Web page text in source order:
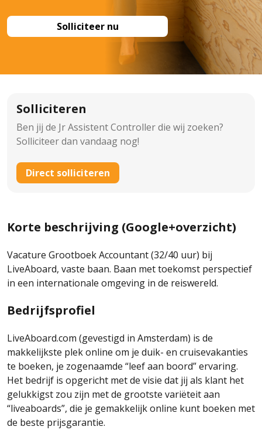
Solliciteer nu
Solliciteren
Ben jij de Jr Assistent Controller die wij zoeken?
Solliciteer dan vandaag nog!
Direct solliciteren
Korte beschrijving (Google+overzicht)
Vacature Grootboek Accountant (32/40 uur) bij
LiveAboard, vaste baan. Baan met toekomst perspectief
in een internationale omgeving in de reiswereld.
Bedrijfsprofiel
LiveAboard.com (gevestigd in Amsterdam) is de
makkelijkste plek online om je duik- en cruisevakanties
te boeken, je zogenaamde “leef aan boord” ervaring.
Het bedrijf is opgericht met de visie dat jij als klant het
gelukkigst zou zijn met de grootste variëteit aan
“liveaboards”, die je gemakkelijk online kunt boeken met
de beste prijsgarantie.